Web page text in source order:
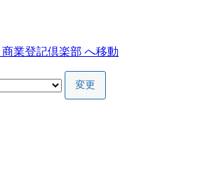
業登記倶楽部 へ移動